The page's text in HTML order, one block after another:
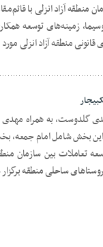
آزاد انزلی با
زمینه‌های توسعه
منطقه آزاد انزلی
گلدوست، به همراه مهدی
بخش شامل امام جمعه،
تعاملات بین سازمان
ساحلی منطقه